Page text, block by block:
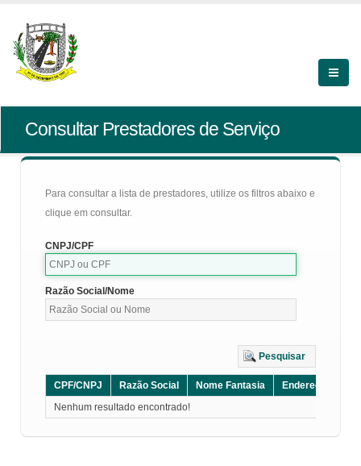
Consultar Prestadores de Serviço
Para consultar a lista de prestadores, utilize os filtros abaixo e
clique em consultar.
CNPJ/CPF
Razão Social/Nome
Pesquisar
CPF/CNPJ Razão Social Nome Fantasia Endereço
Nenhum resultado encontrado!